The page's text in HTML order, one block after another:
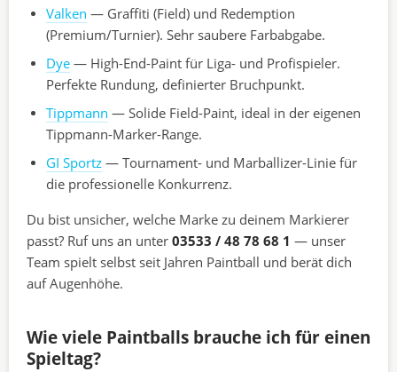
Valken — Graffiti (Field) und Redemption
(Premium/Turnier). Sehr saubere Farbabgabe.
Dye — High-End-Paint für Liga- und Profispieler.
Perfekte Rundung, definierter Bruchpunkt.
Tippmann — Solide Field-Paint, ideal in der eigenen
Tippmann-Marker-Range.
GI Sportz — Tournament- und Marballizer-Linie für
die professionelle Konkurrenz.
Du bist unsicher, welche Marke zu deinem Markierer
passt? Ruf uns an unter 03533 / 48 78 68 1 — unser
Team spielt selbst seit Jahren Paintball und berät dich
auf Augenhöhe.
Wie viele Paintballs brauche ich für einen
Spieltag?